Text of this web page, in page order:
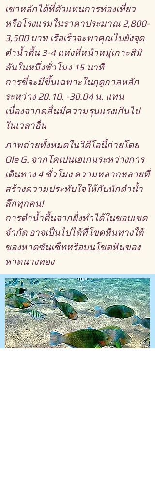
เขาหลักได้ที่ตัวแทนการท่องเที่ยว
หรือโรงแรมในราคาประมาณ 2,800-
3,500 บาท เรือเร็วจะพาคุณไปยังจุด
ดำน้ำตื้น 3-4 แห่งที่หน้าหมู่เกาะสิมิ
ลันในหนึ่งชั่วโมง 15 นาที
การขี่จะมีขึ้นเฉพาะในฤดูกาลหลัก
ระหว่าง20.10. -30.04น. แทน
เนื่องจากคลื่นมีความรุนแรงเกินไป
ในเวลาอื่น
ภาพถ่ายทั้งหมดในวิดีโอนี้ถ่ายโดย
Ole G. จากโคเปนเฮเกนระหว่างการ
เดินทาง 4 ชั่วโมง ความหลากหลายที่
สร้างความประทับใจให้กับนักดำน้ำ
ลึกทุกคน!
การดำน้ำตื้นจากฝั่งทำได้ในขอบเขต
จำกัด อาจเป็นไปได้ที่โขดหินทางใต้
ของหาดซันเซ็ทหรือบนโขดหินของ
หาดนางทอง